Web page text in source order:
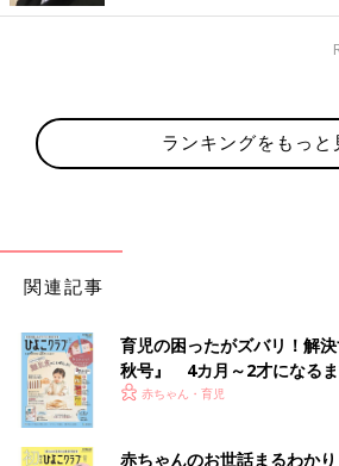
ランキングをもっと
関連記事
育児の困ったがズバリ！解
秋号』 4カ月～2才になる
いっぱい！
赤ちゃん・育児
赤ちゃんのお世話まるわか